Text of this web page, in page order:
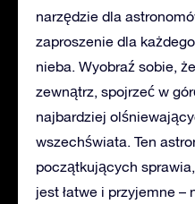
narzędzie dla
zaproszenie dla
nieba. Wyobraź sobie,
zewnątrz, spojrzeć w
najbardziej
wszechświata. Ten
początkujących
jest łatwe i przyjemne